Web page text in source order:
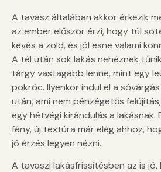
A tavasz általában akkor érkezik
az ember először érzi, hogy túl
kevés a zöld, és jól esne valami
A tél után sok lakás nehéznek
tárgy vastagabb lenne, mint egy
pokróc. Ilyenkor indul el a
után, ami nem pénzégetős
egy hétvégi kirándulás a lakásnak.
fény, új textúra már elég ahhoz,
jó érzés legyen nézni.
A tavaszi lakásfrissítésben az is jó,